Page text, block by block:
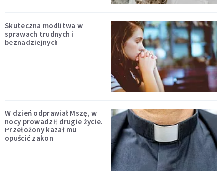
Skuteczna modlitwa w
sprawach trudnych i
beznadziejnych
W dzień odprawiał Mszę, w
nocy prowadził drugie życie.
Przełożony kazał mu
opuścić zakon